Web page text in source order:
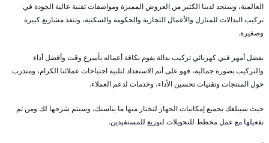
العالمية، وستجد لدينا الكثير من العروض المميزة ومواصفات تقنية عالية الجودة في
تركيب البدالات للمنازل والأعمال التجارية والحكومة والسكنية، وتنفذ مشاريع كبيرة
وصغيرة.
بفضل أمهر فني كهربائي تركيب بدالة يقوم بكافة أعماله بأسرع وقت وأفضل أداء
والتركيب بصورة جمالية، فهو على أتم الاستعداد لتلبية احتياجات عملائنا الكرام، ومتدرب
حول المنتجات وتقنيات تحسين الأداء، وخدمات لدعم العملاء.
حيث سيبلغك بجميع إمكانيات الجهاز لتختار منها ما يناسبك، وسيتم شرحها لك ومن ثم
تفعيلها مع عمل مخطط للتحويلات لتوزيع للمستفيدين.